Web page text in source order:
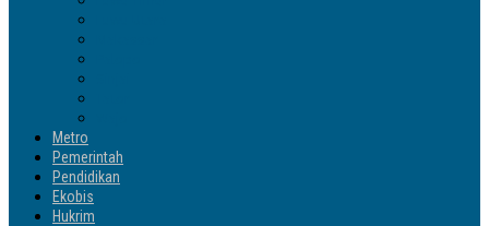
Metro
Pemerintah
Pendidikan
Ekobis
Hukrim